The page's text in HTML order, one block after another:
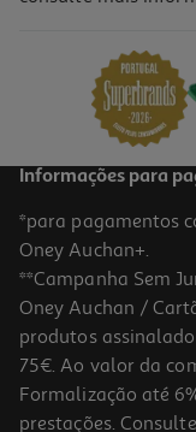
N Series 20 Dardos N1
Informações para
*para pagamentos
Oney Auchan+.
**Campanha Sem
Oney Auchan /
produtos
75€. Ao valor da
Formalização até
prestações.